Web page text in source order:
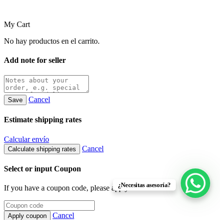
My Cart
No hay productos en el carrito.
¿Necesitas asesoría?
Add note for seller
Save Cancel
Estimate shipping rates
Calcular envío
Calculate shipping rates Cancel
Select or input Coupon
If you have a coupon code, please apply it below.
Apply coupon Cancel